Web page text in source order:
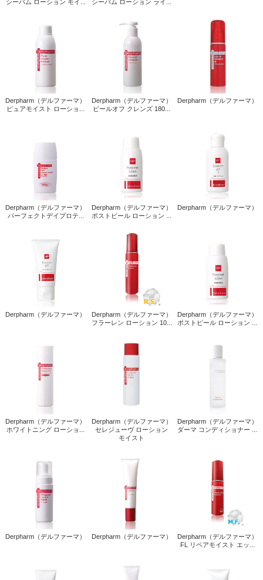
シーバム ローション モイ... シーバム ローション ライ...
Derpharm（デルファーマ）
ピュアモイスト ローショ...
Derpharm（デルファーマ）
ピールオフ クレンズ 180...
Derpharm（デルファーマ）
Derpharm（デルファーマ）
パーフェクトデイプロテ...
Derpharm（デルファーマ）
ポストピール ローション ...
Derpharm（デルファーマ）
Derpharm（デルファーマ）
Derpharm（デルファーマ）
フラーレン ローション 10...
Derpharm（デルファーマ）
ポストピール ローション ...
Derpharm（デルファーマ）
ホワイトニング ローショ...
Derpharm（デルファーマ）
セレジューヴ ローション
モイスト
Derpharm（デルファーマ）
ダーマ コンディショナー ...
Derpharm（デルファーマ） Derpharm（デルファーマ）
Derpharm（デルファーマ）
FL リペアモイスト エッ...